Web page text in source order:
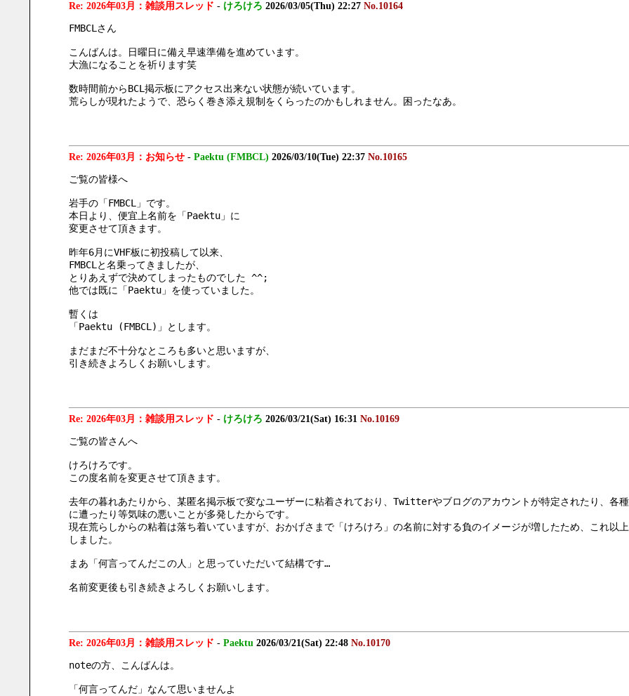
Re: 2026年03月：雑談用スレッド - けろけろ 2026/03/05(Thu) 22:27 No.10164
FMBCLさん
こんばんは。日曜日に備え早速準備を進めています。
大漁になることを祈ります笑
数時間前からBCL掲示板にアクセス出来ない状態が続いています。
荒らしが現れたようで、恐らく巻き添え規制をくらったのかもしれません。困ったなあ。
Re: 2026年03月：お知らせ- Paektu (FMBCL) 2026/03/10(Tue) 22:37 No.10165
ご覧の皆様へ
岩手の「FMBCL」です。
本日より、便宜上名前を「Paektu」に
変更させて頂きます。
昨年6月にVHF板に初投稿して以来、
FMBCLと名乗ってきましたが、
とりあえずで決めてしまったものでした ^^;
他では既に「Paektu」を使っていました。
暫くは
「Paektu (FMBCL)」とします。
まだまだ不十分なところも多いと思いますが、
引き続きよろしくお願いします。
Re: 2026年03月：雑談用スレッド - けろけろ 2026/03/21(Sat) 16:31 No.10169
ご覧の皆さんへ
けろけろです。
この度名前を変更させて頂きます。
去年の暮れあたりから、某匿名掲示板で変なユーザーに粘着されており、Twitterやブログのアカウントが特定されたり、各
に遭ったり等気味の悪いことが多発したからです。
現在荒らしからの粘着は落ち着いていますが、おかげさまで「けろけろ」の名前に対する負のイメージが増したため、これ以
しました。
まあ「何言ってんだこの人」と思っていただいて結構です…
名前変更後も引き続きよろしくお願いします。
Re: 2026年03月：雑談用スレッド - Paektu 2026/03/21(Sat) 22:48 No.10170
noteの方、こんばんは。
「何言ってんだ」なんて思いませんよ